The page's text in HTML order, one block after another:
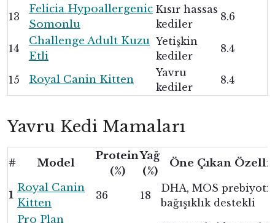
13
Felicia Hypoallergenic
Somonlu
Kısır hassas
kediler
8.6
14
Challenge Adult Kuzu
Etli
Yetişkin
kediler
8.4
15 Royal Canin Kitten
Yavru
kediler
8.4
Yavru Kedi Mamaları
# Model
Protein
(%)
Yağ
(%)
Öne Çıkan
1
Royal Canin
Kitten
36 18
DHA, MOS
bağışıklık destekli
Pro Plan